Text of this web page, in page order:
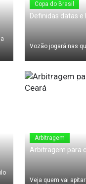
Copa do Brasil
Definidas datas e
Vozão jogará nas
07 de Abril de 2011
Arbitragem
Arbitragem para
Veja quem vai